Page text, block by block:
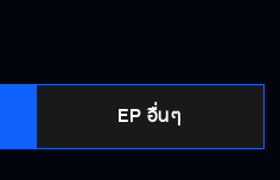
EP อื่นๆ
กใช้ฉัน หลอกใช้ทุกคนเพื่อเอาหน้า !